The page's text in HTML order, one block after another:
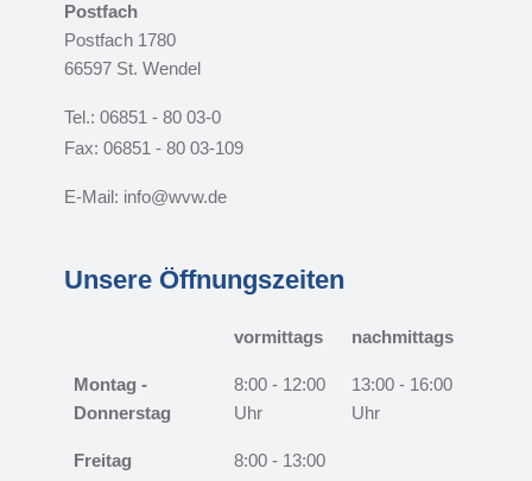
Postfach
Postfach 1780
66597 St. Wendel
Tel.: 06851 - 80 03-0
Fax: 06851 - 80 03-109
E-Mail: info@wvw.de
Unsere Öffnungszeiten
vormittags nachmittags
Montag -
Donnerstag
8:00 - 12:00
Uhr
13:00 - 16:00
Uhr
Freitag
8:00 - 13:00